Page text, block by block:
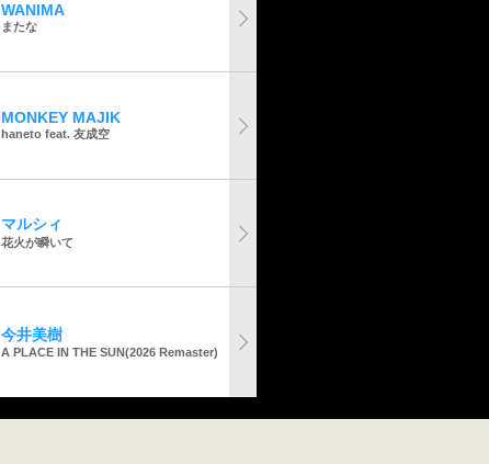
WANIMA
またな
MONKEY MAJIK
haneto feat. 友成空
マルシィ
花火が瞬いて
今井美樹
A PLACE IN THE SUN(2026 Remaster)